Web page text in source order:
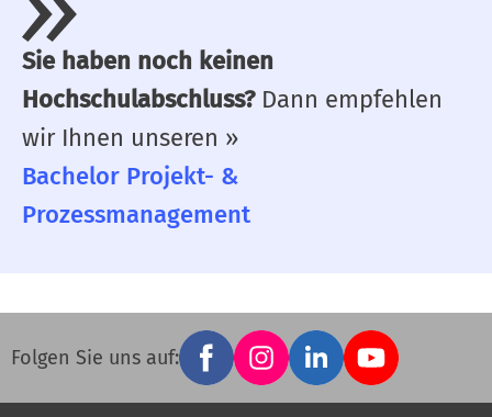
Sie haben noch keinen
Hochschulabschluss? Dann empfehlen
wir Ihnen unseren »
Bachelor Projekt- &
Prozessmanagement
Social
links
Folgen Sie uns auf:
FacebookInstagramLinkedInYouTube